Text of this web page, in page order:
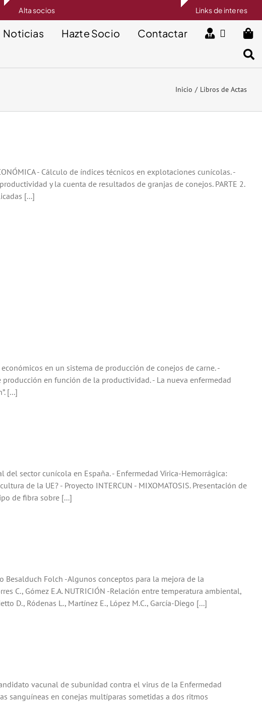
Alta socios Links de interes
Noticias Hazte Socio Contactar
Inicio Libros de Actas
- Cálculo de índices técnicos en explotaciones cunícolas. -
y la cuenta de resultados de granjas de conejos. PARTE 2.
[...]
económicos en un sistema de producción de conejos de carne. -
en función de la productividad. - La nueva enfermedad
[...]
del sector cunícola en España. - Enfermedad Vírica-Hemorrágica:
de la UE? - Proyecto INTERCUN - MIXOMATOSIS. Presentación de
de fibra sobre [...]
Besalduch Folch -Algunos conceptos para la mejora de la
C., Gómez E.A. NUTRICIÓN -Relación entre temperatura ambiental,
D., Ródenas L., Martínez E., López M.C., García-Diego [...]
vacunal de subunidad contra el virus de la Enfermedad
sanguíneas en conejas multíparas sometidas a dos ritmos